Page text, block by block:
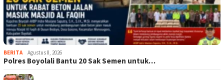
BERITA Agustus 8, 2026
Polres Boyolali Bantu 20 Sak Semen untuk…